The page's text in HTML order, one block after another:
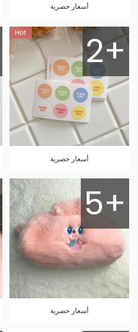
أسعار حصرية
2+
أسعار حصرية
5+
أسعار حصرية